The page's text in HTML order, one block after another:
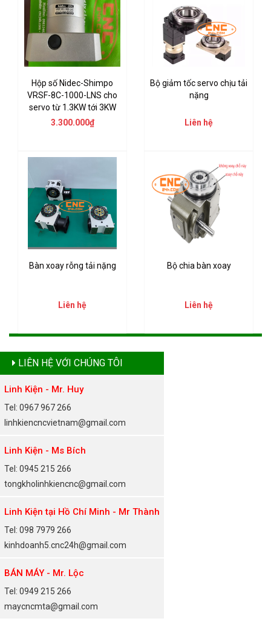
Hộp số Nidec-Shimpo
VRSF-8C-1000-LNS cho
servo từ 1.3KW tới 3KW
3.300.000₫
Bộ giảm tốc servo chịu tải
nặng
Liên hệ
Bàn xoay rỗng tải nặng
Liên hệ
Bộ chia bàn xoay
Liên hệ
LIÊN HỆ VỚI CHÚNG TÔI
Linh Kiện - Mr. Huy
Tel: 0967 967 266
linhkiencncvietnam@gmail.com
Linh Kiện - Ms Bích
Tel: 0945 215 266
tongkholinhkiencnc@gmail.com
Linh Kiện tại Hồ Chí Minh - Mr Thành
Tel: 098 7979 266
kinhdoanh5.cnc24h@gmail.com
BÁN MÁY - Mr. Lộc
Tel: 0949 215 266
maycncmta@gmail.com